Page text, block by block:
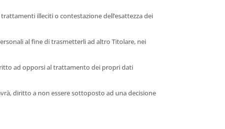
illeciti o contestazione dell’esattezza dei
al fine di trasmetterli ad altro Titolare, nei
ad opporsi al trattamento dei propri dati
diritto a non essere sottoposto ad una decisione